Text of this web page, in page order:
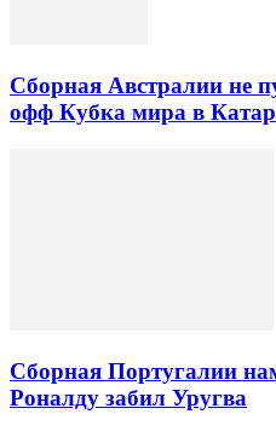
Сборная Австралии не
офф Кубка мира в
Сборная Португалии
Роналду забил Уругва